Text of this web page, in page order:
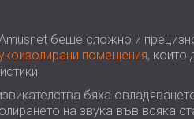
беше сложно и
помещения, които
бяха
на звука във всяка